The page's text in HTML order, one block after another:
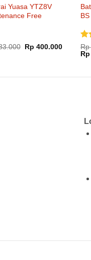
Yuasa YTZ8V
Free
Harga
aslinya
Rp 400.000HargaRp
Rp